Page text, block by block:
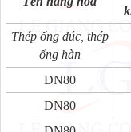
Thép ống đúc, thép
ống hàn
DN80
DN80